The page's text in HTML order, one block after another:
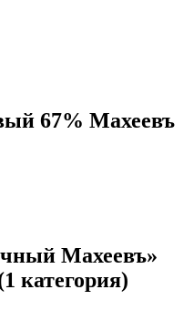
67% Махеевъ
Махеевъ»
категория)